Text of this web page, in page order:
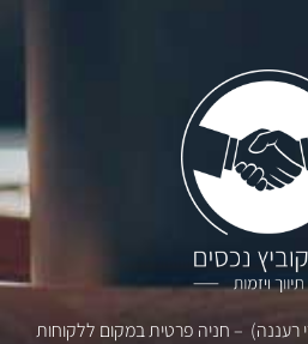
רעננה) – חניה פרטית במקום ללקוחות